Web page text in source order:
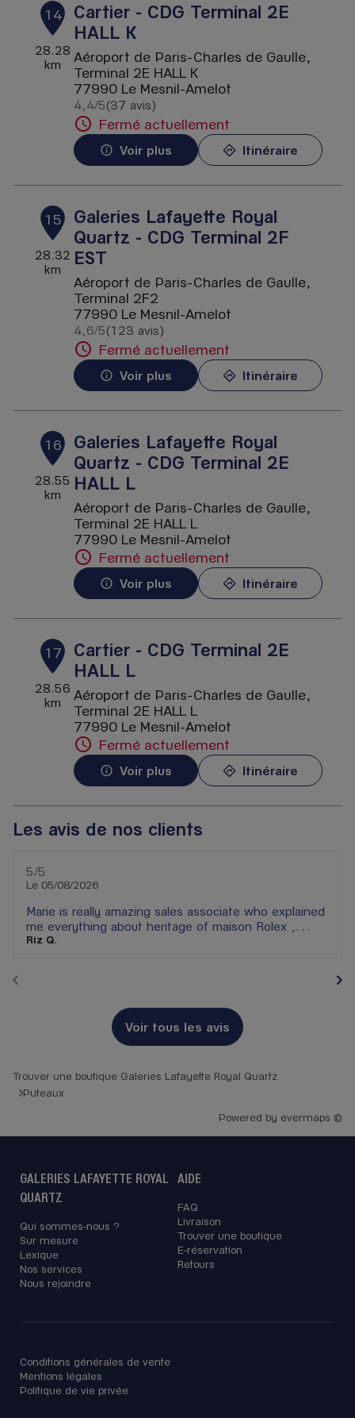
14
28.28
km
Cartier - CDG Terminal 2E
HALL K
Aéroport de Paris-Charles de Gaulle,
Terminal 2E HALL K
77990 Le Mesnil-Amelot
4,4/5 Note de 4.4 sur 5
(37 avis)
Fermé actuellement
Voir plus Itinéraire
15
28.32
km
Galeries Lafayette Royal
Quartz - CDG Terminal 2F
EST
Aéroport de Paris-Charles de Gaulle,
Terminal 2F2
77990 Le Mesnil-Amelot
4,6/5 Note de 4.6 sur 5
(123 avis)
Fermé actuellement
Voir plus Itinéraire
16
28.55
km
Galeries Lafayette Royal
Quartz - CDG Terminal 2E
HALL L
Aéroport de Paris-Charles de Gaulle,
Terminal 2E HALL L
77990 Le Mesnil-Amelot
Fermé actuellement
Voir plus Itinéraire
17
28.56
km
Cartier - CDG Terminal 2E
HALL L
Aéroport de Paris-Charles de Gaulle,
Terminal 2E HALL L
77990 Le Mesnil-Amelot
Fermé actuellement
Voir plus Itinéraire
Les avis de nos clients
5/5
Le 05/08/2026
Marie is really amazing sales associate who explained
me everything about heritage of maison Rolex ,
warranty and technicalities of complex watches .
first time i was whole heartedly welcomed by Rolex
SA in boutique. 10/10 well done 👏👏👏
Riz Q.
Voir tous les avis
Trouver une boutique Galeries Lafayette Royal Quartz
Puteaux
Powered by evermaps ©
GALERIES LAFAYETTE ROYAL
QUARTZ
Qui sommes-nous ?
Sur mesure
Lexique
Nos services
Nous rejoindre
AIDE
FAQ
Livraison
Trouver une boutique
E-réservation
Retours
Conditions générales de vente
Mentions légales
Politique de vie privée